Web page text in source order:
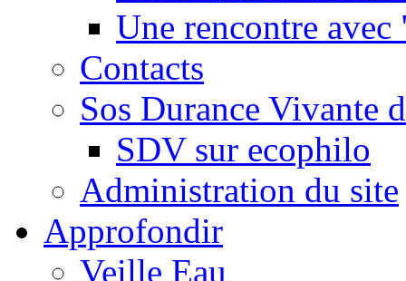
Une rencontre
Contacts
Sos Durance Vivante
SDV sur ecophilo
Administration du site
Approfondir
Veille Eau